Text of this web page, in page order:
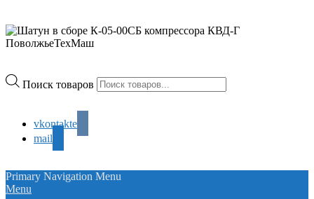
Поиск товаров
vkontakte
mail
Primary Navigation Menu
Menu